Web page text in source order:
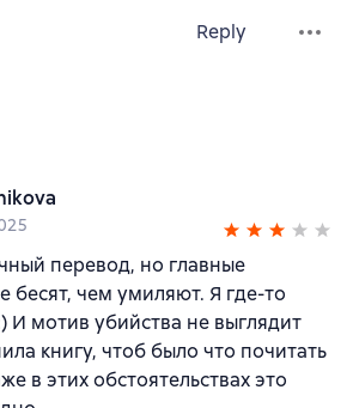
Reply
перевод, но главные
бесят, чем умиляют. Я где-то
мотив убийства не выглядит
книгу, чтоб было что почитать
в этих обстоятельствах это